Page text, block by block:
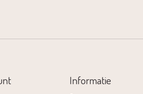
Informatie